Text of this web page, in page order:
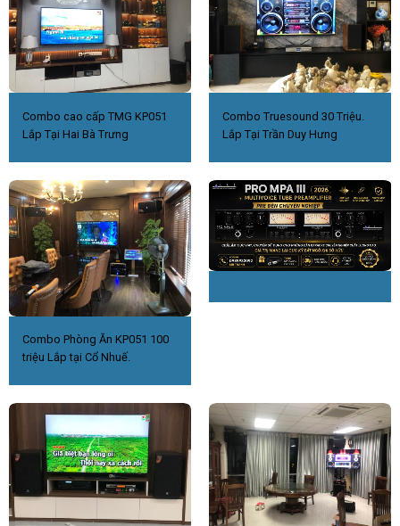
Combo cao cấp TMG KP051
Lắp Tại Hai Bà Trưng
Combo Truesound 30 Triệu.
Lắp Tại Trần Duy Hưng
Combo Phòng Ăn KP051 100
triệu Lắp tại Cổ Nhuế.